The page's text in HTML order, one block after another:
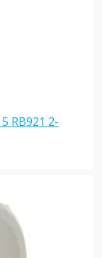
RB921 2-